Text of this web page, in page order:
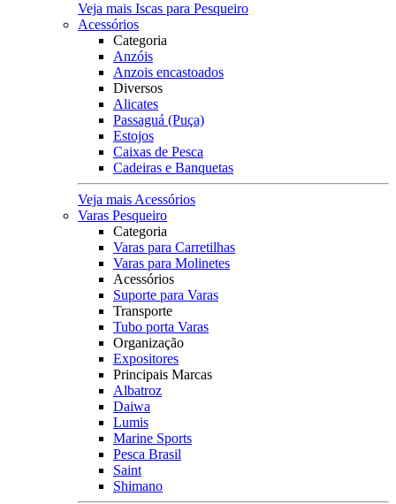
Veja mais Iscas para Pesqueiro
Acessórios
Categoria
Anzóis
Anzois encastoados
Diversos
Alicates
Passaguá (Puça)
Estojos
Caixas de Pesca
Cadeiras e Banquetas
Veja mais Acessórios
Varas Pesqueiro
Categoria
Varas para Carretilhas
Varas para Molinetes
Acessórios
Suporte para Varas
Transporte
Tubo porta Varas
Organização
Expositores
Principais Marcas
Albatroz
Daiwa
Lumis
Marine Sports
Pesca Brasil
Saint
Shimano